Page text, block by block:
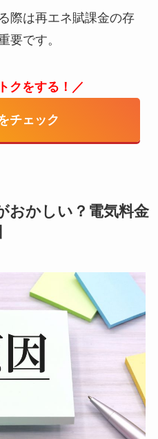
際は再エネ賦課金の存
要です。
クをする！／
チェック
おかしい？電気料金